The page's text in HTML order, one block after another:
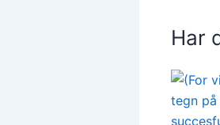
Har